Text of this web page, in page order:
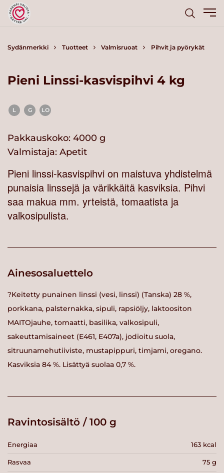
Sydänmerkki Tuotteet Valmisruoat Pihvit ja pyörykät
Pieni Linssi-kasvispihvi 4 kg
L G LO
Pakkauskoko: 4000 g
Valmistaja: Apetit
Pieni linssi-kasvispihvi on maistuva yhdistelmä
punaisia linssejä ja värikkäitä kasviksia. Pihvi
saa makua mm. yrteistä, tomaatista ja
valkosipulista.
Ainesosaluettelo
?Keitetty punainen linssi (vesi, linssi) (Tanska) 28 %,
porkkana, palsternakka, sipuli, rapsiöljy, laktoositon
MAITOjauhe, tomaatti, basilika, valkosipuli,
sakeuttamisaineet (E461, E407a), jodioitu suola,
sitruunamehutiiviste, mustapippuri, timjami, oregano.
Kasviksia 84 %. Lisättyä suolaa 0,7 %.
Ravintosisältö / 100 g
Energiaa 163 kcal
Rasvaa 75 g